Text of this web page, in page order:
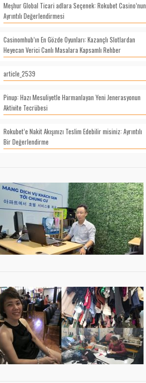
Meşhur Global Ticari adlara Seçenek: Rokubet Casino’nun
Ayrıntılı Değerlendirmesi
Casinomhub’ın En Gözde Oyunları: Kazançlı Slotlardan
Heyecan Verici Canlı Masalara Kapsamlı Rehber
article_2539
Pinup: Hazı Mesuliyetle Harmanlayan Yeni Jenerasyonun
Aktivite Tecrübesi
Rokubet’e Nakit Akışınızı Teslim Edebilir misiniz: Ayrıntılı
Bir Değerlendirme